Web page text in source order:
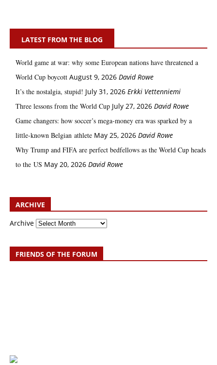
LATEST FROM THE BLOG
World game at war: why some European nations have threatened a
World Cup boycott August 9, 2026 David Rowe
It’s the nostalgia, stupid! July 31, 2026 Erkki Vetten­­niemi
Three lessons from the World Cup July 27, 2026 David Rowe
Game changers: how soccer’s mega‑money era was sparked by a
little‑known Belgian athlete May 25, 2026 David Rowe
Why Trump and FIFA are perfect bedfellows as the World Cup heads
to the US May 20, 2026 David Rowe
ARCHIVE
Archive
FRIENDS OF THE FORUM